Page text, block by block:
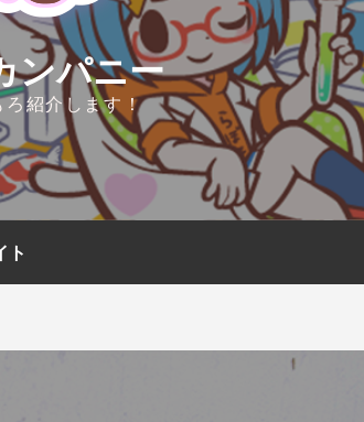
ンパニー
ろ紹介します！
ト